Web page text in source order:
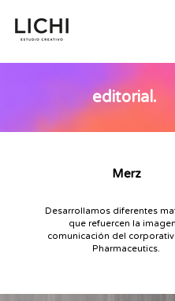
editorial.
Merz
Desarrollamos diferentes
que refuercen la
comunicación del
Pharmaceutics.